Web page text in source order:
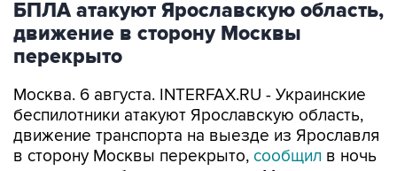
перекрыто
Москва. 6 августа. INTERFAX.RU - Украинские
движение транспорта на выезде из Ярославля
в сторону Москвы перекрыто,сообщилв ночь
на четверг губернатор региона Михаил
Евраев.